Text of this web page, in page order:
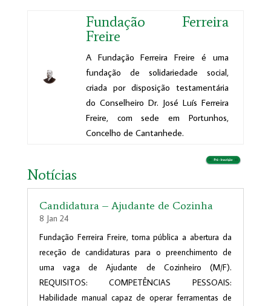
Fundação Ferreira
Freire
A Fundação Ferreira Freire é uma
fundação de solidariedade social,
criada por disposição testamentária
do Conselheiro Dr. José Luís Ferreira
Freire, com sede em Portunhos,
Concelho de Cantanhede.
Notícias
Candidatura – Ajudante de Cozinha
8 Jan 24
Fundação Ferreira Freire, torna pública a abertura da
receção de candidaturas para o preenchimento de
uma vaga de Ajudante de Cozinheiro (M/F).
REQUISITOS: COMPETÊNCIAS PESSOAIS:
Habilidade manual capaz de operar ferramentas de